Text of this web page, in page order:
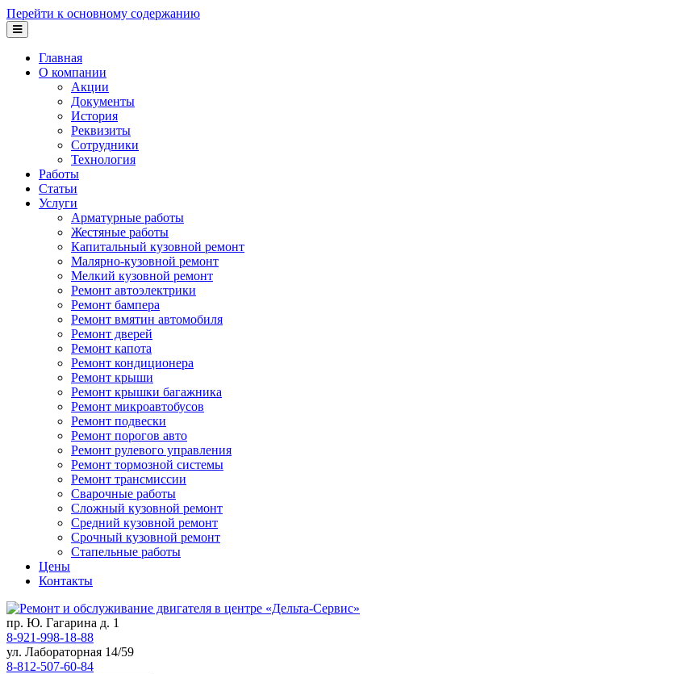
Перейти к основному содержанию
Главная
О компании
Акции
Документы
История
Реквизиты
Сотрудники
Технология
Работы
Статьи
Услуги
Арматурные работы
Жестяные работы
Капитальный кузовной ремонт
Малярно-кузовной ремонт
Мелкий кузовной ремонт
Ремонт автоэлектрики
Ремонт бампера
Ремонт вмятин автомобиля
Ремонт дверей
Ремонт капота
Ремонт кондиционера
Ремонт крыши
Ремонт крышки багажника
Ремонт микроавтобусов
Ремонт подвески
Ремонт порогов авто
Ремонт рулевого управления
Ремонт тормозной системы
Ремонт трансмиссии
Сварочные работы
Сложный кузовной ремонт
Средний кузовной ремонт
Срочный кузовной ремонт
Стапельные работы
Цены
Контакты
пр. Ю. Гагарина д. 1
8-921-998-18-88
ул. Лабораторная 14/59
8-812-507-60-84